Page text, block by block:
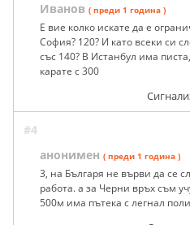
Иванов ( преди 1 година )
Е вие колко искате да е
София? 120? И като всеки си
със 140? В Истанбул има
карате с 300
#4
анонимен ( преди 1 година )
3, на Българя не върви да се
работа. а за Черни връх съм
500м има пътека с легнал